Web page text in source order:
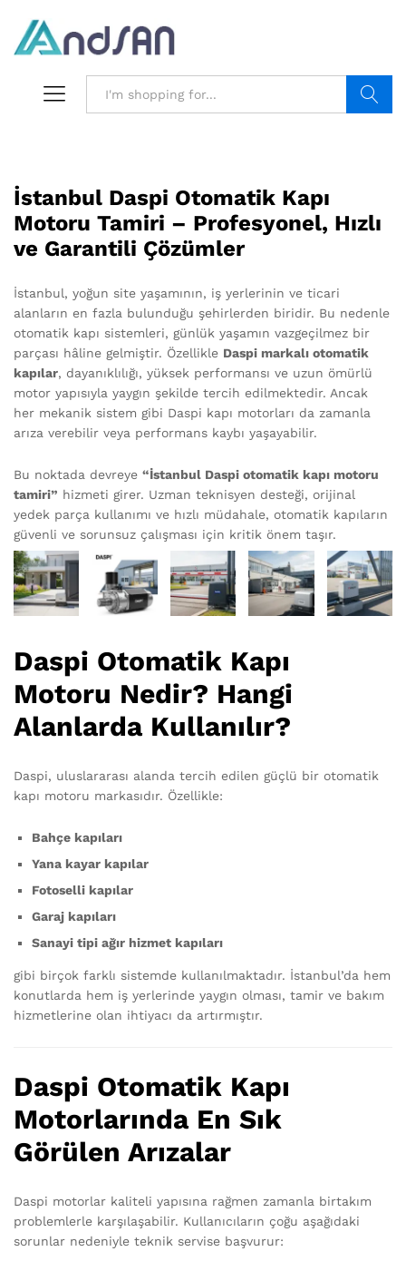
İstanbul Daspi Otomatik Kapı
Motoru Tamiri – Profesyonel, Hızlı
ve Garantili Çözümler
İstanbul, yoğun site yaşamının, iş yerlerinin ve ticari
alanların en fazla bulunduğu şehirlerden biridir. Bu nedenle
otomatik kapı sistemleri, günlük yaşamın vazgeçilmez bir
parçası hâline gelmiştir. Özellikle Daspi markalı otomatik
kapılar, dayanıklılığı, yüksek performansı ve uzun ömürlü
motor yapısıyla yaygın şekilde tercih edilmektedir. Ancak
her mekanik sistem gibi Daspi kapı motorları da zamanla
arıza verebilir veya performans kaybı yaşayabilir.
Bu noktada devreye “İstanbul Daspi otomatik kapı motoru
tamiri” hizmeti girer. Uzman teknisyen desteği, orijinal
yedek parça kullanımı ve hızlı müdahale, otomatik kapıların
güvenli ve sorunsuz çalışması için kritik önem taşır.
Daspi Otomatik Kapı
Motoru Nedir? Hangi
Alanlarda Kullanılır?
Daspi, uluslararası alanda tercih edilen güçlü bir otomatik
kapı motoru markasıdır. Özellikle:
Bahçe kapıları
Yana kayar kapılar
Fotoselli kapılar
Garaj kapıları
Sanayi tipi ağır hizmet kapıları
gibi birçok farklı sistemde kullanılmaktadır. İstanbul’da hem
konutlarda hem iş yerlerinde yaygın olması, tamir ve bakım
hizmetlerine olan ihtiyacı da artırmıştır.
Daspi Otomatik Kapı
Motorlarında En Sık
Görülen Arızalar
Daspi motorlar kaliteli yapısına rağmen zamanla birtakım
problemlerle karşılaşabilir. Kullanıcıların çoğu aşağıdaki
sorunlar nedeniyle teknik servise başvurur: